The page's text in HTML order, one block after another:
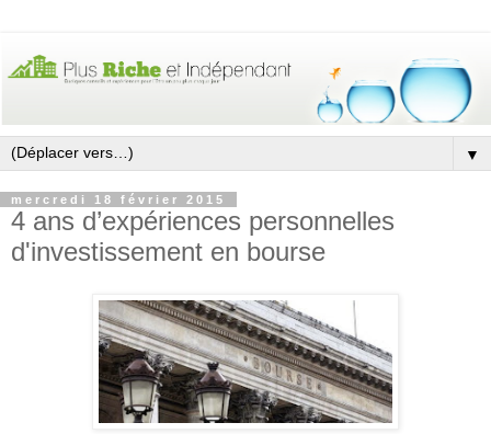
▼
mercredi 18 février 2015
4 ans d’expériences personnelles
d'investissement en bourse